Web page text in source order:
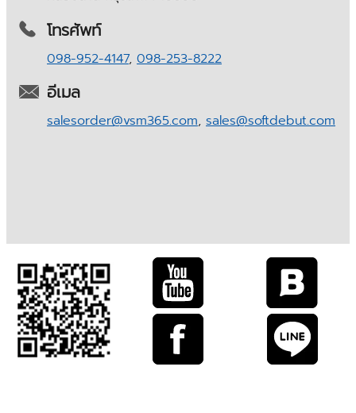
โทรศัพท์
098-952-4147, 098-253-8222
อีเมล
salesorder@vsm365.com, sales@softdebut.com